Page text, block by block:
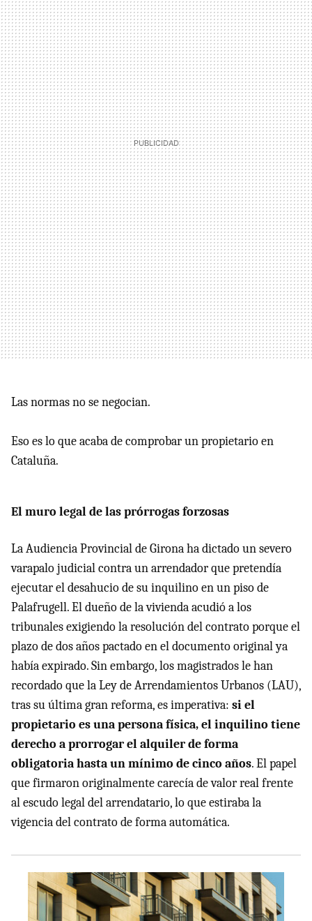
Las normas no se negocian.
Eso es lo que acaba de comprobar un propietario en
Cataluña.
El muro legal de las prórrogas forzosas
La Audiencia Provincial de Girona ha dictado un severo
varapalo judicial contra un arrendador que pretendía
ejecutar el desahucio de su inquilino en un piso de
Palafrugell. El dueño de la vivienda acudió a los
tribunales exigiendo la resolución del contrato porque el
plazo de dos años pactado en el documento original ya
había expirado. Sin embargo, los magistrados le han
recordado que la Ley de Arrendamientos Urbanos (LAU),
tras su última gran reforma, es imperativa: si el
propietario es una persona física, el inquilino tiene
derecho a prorrogar el alquiler de forma
obligatoria hasta un mínimo de cinco años. El papel
que firmaron originalmente carecía de valor real frente
al escudo legal del arrendatario, lo que estiraba la
vigencia del contrato de forma automática.